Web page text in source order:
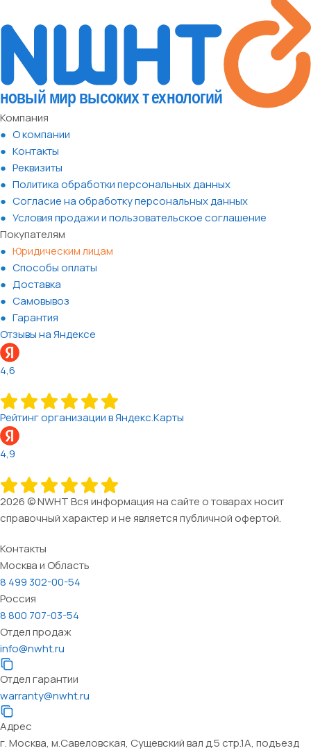
Компания
О компании
Контакты
Реквизиты
Политика обработки персональных данных
Согласие на обработку персональных данных
Условия продажи и пользовательское соглашение
Покупателям
Юридическим лицам
Способы оплаты
Доставка
Самовывоз
Гарантия
Отзывы на Яндексе
4,6
Рейтинг организации в Яндекс.Карты
4,9
2026 © NWHT Вся информация на сайте о товарах носит
справочный характер и не является публичной офертой.
Контакты
Москва и Область
8 499 302-00-54
Россия
8 800 707-03-54
Отдел продаж
info@nwht.ru
Отдел гарантии
warranty@nwht.ru
Адрес
г. Москва, м.Савеловская, Сущевский вал д.5 стр.1А, подъезд